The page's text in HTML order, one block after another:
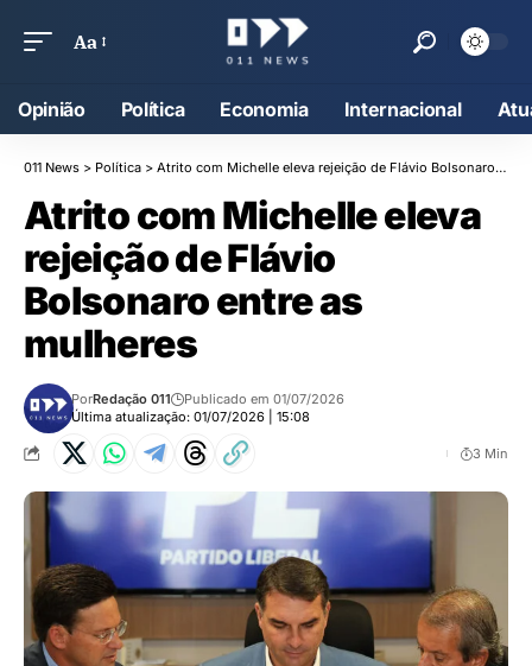
Aa
Opinião Política Economia Internacional
011 News > Política > Atrito com Michelle eleva rejeição de Flávio Bolsonaro entre as mulheres
Atrito com Michelle eleva
rejeição de Flávio
Bolsonaro entre as
mulheres
Última atualização: 01/07/2026 | 15:08
PorRedação 011 Publicado em 01/07/2026
3 Min